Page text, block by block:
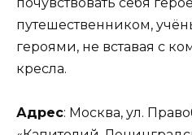
путешественником,
героями, не вставая с
кресла.
Адрес: Москва, ул.